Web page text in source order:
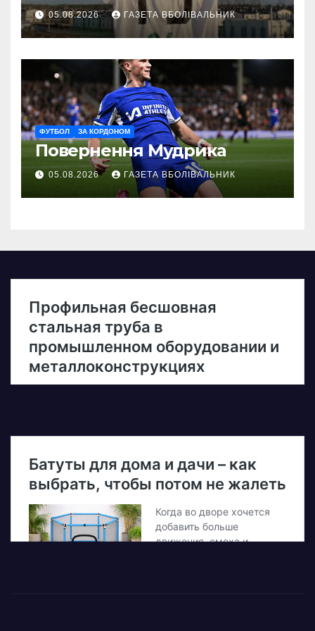
05.08.2026 ГАЗЕТА ВБОЛІВАЛЬНИК
ФУТБОЛ ЗА КОРДОНОМ
Повернення Мудрика
05.08.2026 ГАЗЕТА ВБОЛІВАЛЬНИК